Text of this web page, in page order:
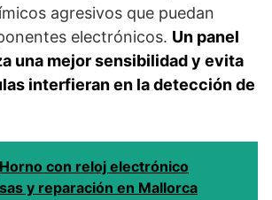
agresivos que puedan
electrónicos. Un panel
una mejor sensibilidad y evita
interfieran en la detección de
Horno con reloj electrónico
y reparación en Mallorca